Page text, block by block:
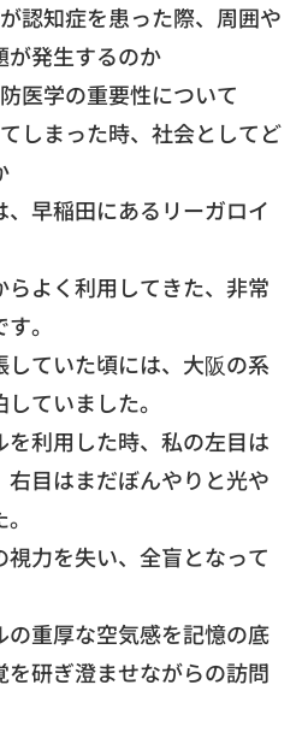
認知症を患った際、 周囲や
が発生するのか
医学の重要性について
しまった時、 社会としてど
早稲田にあるリーガロイ
よく利用してきた、 非常
。
ていた頃には、 大阪の系
ていました。
利用した時、 私の左目は
右目はまだぼんやりと光や
視力を失い、全盲となって
重厚な空気感を記憶の底
を研ぎ澄ませながらの訪問